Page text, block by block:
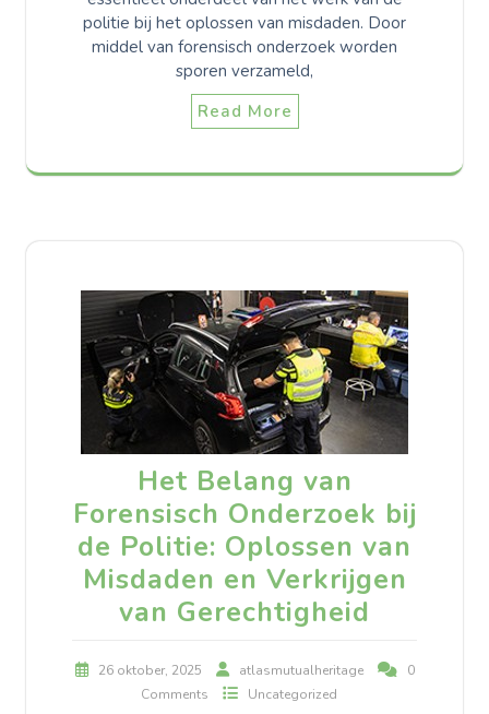
politie bij het oplossen van misdaden. Door
middel van forensisch onderzoek worden
sporen verzameld,
Read More
Het Belang van
Forensisch Onderzoek bij
de Politie: Oplossen van
Misdaden en Verkrijgen
van Gerechtigheid
26 oktober, 2025 atlasmutualheritage
0
Comments
Uncategorized